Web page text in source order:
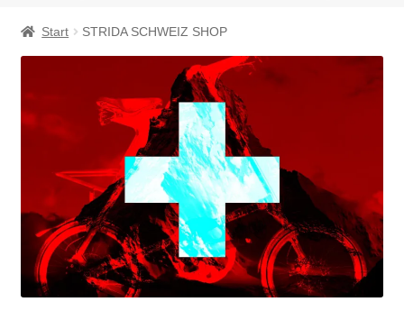
Die Modelle
Account & Support
Warenkorb
SALE
Start STRIDA SCHWEIZ SHOP